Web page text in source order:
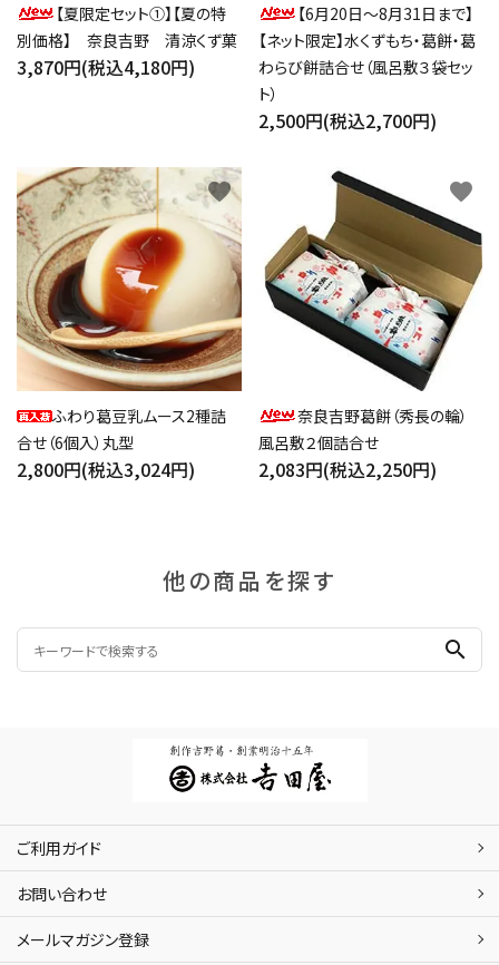
【夏限定セット①】【夏の特
別価格】 奈良吉野 清涼くず菓
3,870円(税込4,180円)
【6月20日～8月31日まで】
【ネット限定】水くずもち・葛餅・葛
わらび餅詰合せ（風呂敷３袋セッ
ト）
2,500円(税込2,700円)
ふわり葛豆乳ムース2種詰
合せ（6個入）丸型
2,800円(税込3,024円)
favorite
奈良吉野葛餅（秀長の輪）
風呂敷２個詰合せ
2,083円(税込2,250円)
favorite
他の商品を探す
search
ご利用ガイド
お問い合わせ
メールマガジン登録